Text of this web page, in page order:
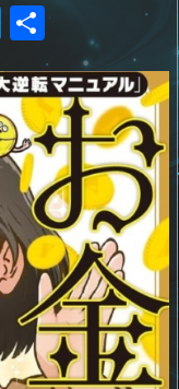
R
n
d
ro
p.
io
共
有